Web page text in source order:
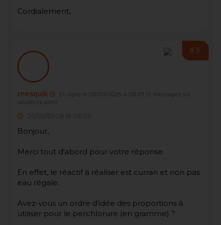
Cordialement,
#3
cnesquik En ligne le 08/07/2025 à 08:27 (2 messages sur
soudeurs.com)
20/02/2008 19:06:05
Bonjour,
Merci tout d'abord pour votre réponse.
En effet, le réactif à réaliser est curran et non pas
eau régale.
Avez-vous un ordre d'idée des proportions à
utiliser pour le perchlorure (en gramme) ?